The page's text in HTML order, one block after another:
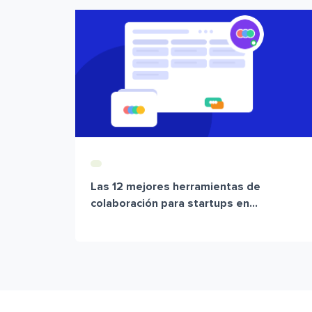
Las 12 mejores herramientas de
colaboración para startups en...